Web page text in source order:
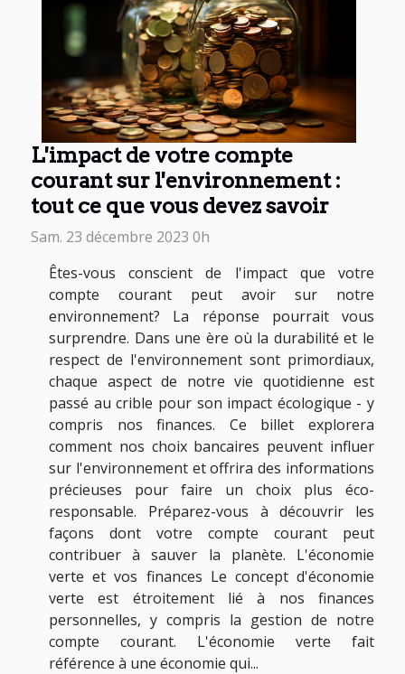
L'impact de votre compte
courant sur l'environnement :
tout ce que vous devez savoir
Sam. 23 décembre 2023 0h
Êtes-vous conscient de l'impact que votre
compte courant peut avoir sur notre
environnement? La réponse pourrait vous
surprendre. Dans une ère où la durabilité et le
respect de l'environnement sont primordiaux,
chaque aspect de notre vie quotidienne est
passé au crible pour son impact écologique - y
compris nos finances. Ce billet explorera
comment nos choix bancaires peuvent influer
sur l'environnement et offrira des informations
précieuses pour faire un choix plus éco-
responsable. Préparez-vous à découvrir les
façons dont votre compte courant peut
contribuer à sauver la planète. L'économie
verte et vos finances Le concept d'économie
verte est étroitement lié à nos finances
personnelles, y compris la gestion de notre
compte courant. L'économie verte fait
référence à une économie qui...